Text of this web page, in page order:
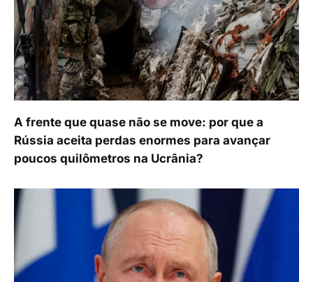
A frente que quase não se move: por que a
Rússia aceita perdas enormes para avançar
poucos quilômetros na Ucrânia?